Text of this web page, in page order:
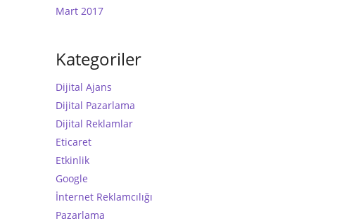
Mart 2017
Kategoriler
Dijital Ajans
Dijital Pazarlama
Dijital Reklamlar
Eticaret
Etkinlik
Google
İnternet Reklamcılığı
Pazarlama